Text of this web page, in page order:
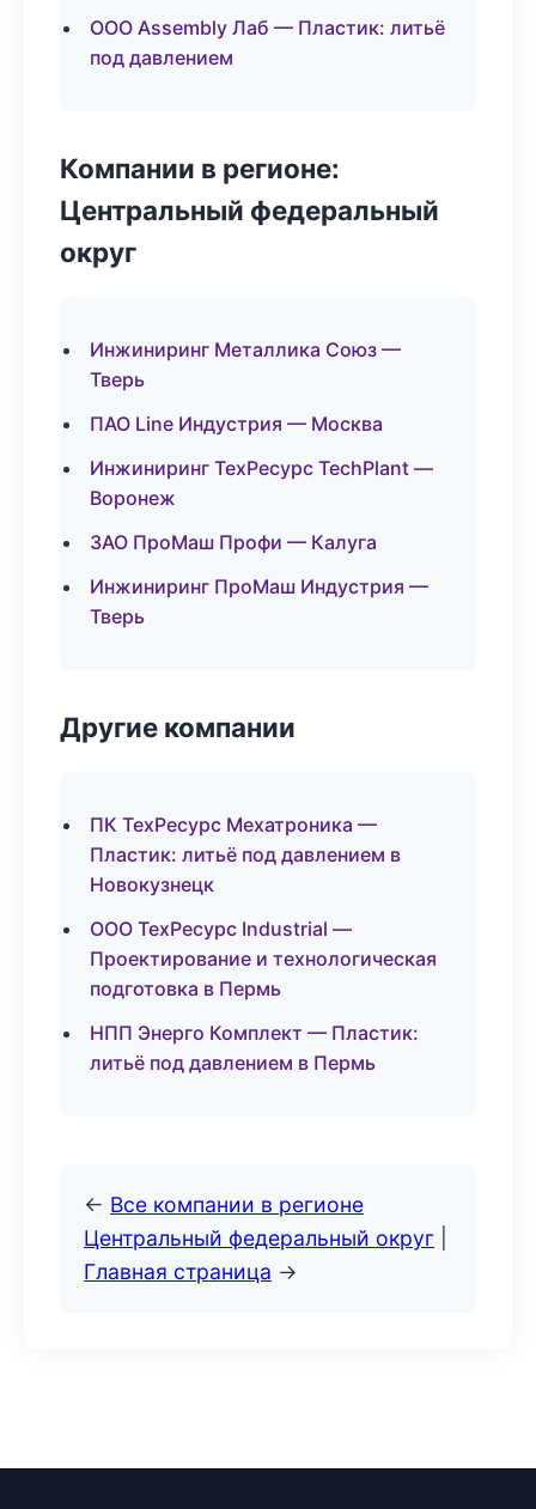
ООО Assembly Лаб — Пластик: литьё
под давлением
Компании в регионе:
Центральный федеральный
округ
Инжиниринг Металлика Союз —
Тверь
ПАО Line Индустрия — Москва
Инжиниринг ТехРесурс TechPlant —
Воронеж
ЗАО ПроМаш Профи — Калуга
Инжиниринг ПроМаш Индустрия —
Тверь
Другие компании
ПК ТехРесурс Мехатроника —
Пластик: литьё под давлением в
Новокузнецк
ООО ТехРесурс Industrial —
Проектирование и технологическая
подготовка в Пермь
НПП Энерго Комплект — Пластик:
литьё под давлением в Пермь
← Все компании в регионе
Центральный федеральный округ
Главная страница →